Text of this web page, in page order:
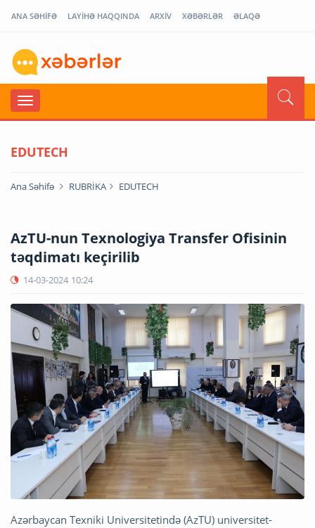
ANA SƏHİFƏ LAYİHƏ HAQQINDA ARXİV XƏBƏRLƏR ƏLAQƏ
EDUTECH
Ana Səhifə RUBRİKA EDUTECH
AzTU-nun Texnologiya Transfer Ofisinin
təqdimatı keçirilib
14-03-2024 10:24
Azərbaycan Texniki Universitetində (AzTU) universitet-